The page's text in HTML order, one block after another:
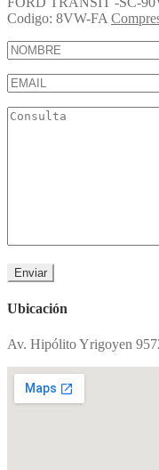
Codigo: 8VW-FA
Ubicación
Av. Hipólito Yrigoyen